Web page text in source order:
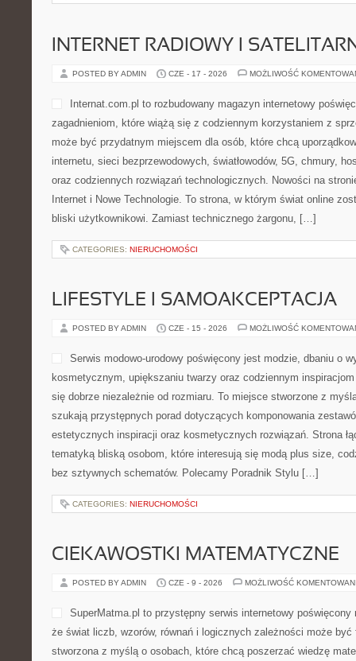
INTERNET RADIOWY I
POSTED BY ADMIN CZE - 17 - 2026 MOŻLIWOŚĆ
Internat.com.pl to rozbudowany magazyn internetowy
zagadnieniom, które wiążą się z codziennym korzystaniem z
może być przydatnym miejscem dla osób, które chcą
internetu, sieci bezprzewodowych, światłowodów, 5G, chmury,
oraz codziennych rozwiązań technologicznych. Nowości na
Internet i Nowe Technologie. To strona, w którym świat online
bliski użytkownikowi. Zamiast technicznego żargonu, […]
CATEGORIES: NIERUCHOMOŚCI
LIFESTYLE I SAMOAKCEPTACJA
POSTED BY ADMIN CZE - 15 - 2026 MOŻLIWOŚĆ
Serwis modowo-urodowy poświęcony jest modzie, dbaniu o
kosmetycznym, upiększaniu twarzy oraz codziennym
się dobrze niezależnie od rozmiaru. To miejsce stworzone z
szukają przystępnych porad dotyczących komponowania
estetycznych inspiracji oraz kosmetycznych rozwiązań. Strona
tematyką bliską osobom, które interesują się modą plus size,
bez sztywnych schematów. Polecamy Poradnik Stylu […]
CATEGORIES: NIERUCHOMOŚCI
CIEKAWOSTKI MATEMATYCZNE
POSTED BY ADMIN CZE - 9 - 2026 MOŻLIWOŚĆ
SuperMatma.pl to przystępny serwis internetowy
że świat liczb, wzorów, równań i logicznych zależności może być
stworzona z myślą o osobach, które chcą poszerzać wiedzę